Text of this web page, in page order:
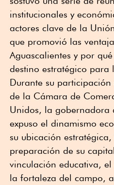
institucionales y
actores clave de la
que promovió las
Aguascalientes y por
destino estratégico para
Durante su
de la Cámara de
Unidos, la gobernadora
expuso el dinamismo
su ubicación
preparación de su
vinculación educativa,
la fortaleza del campo,